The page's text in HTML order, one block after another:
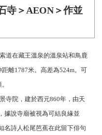
寺＞AEON＞作並
道在藏王溫泉的溫泉站和鳥鹿
離1787米。高差為524m。可
寺院，建於西元860年，由天
據說寺廟被視為可結良緣並
名詩人松尾芭蕉在此留下俳句